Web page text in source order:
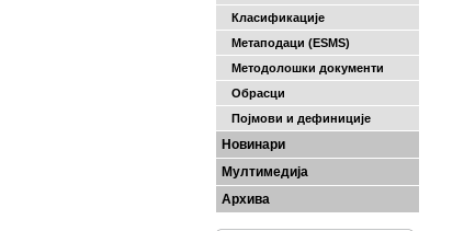
Класификације
Метаподаци (ESMS)
Методолошки документи
Обрасци
Појмови и дефиниције
Новинари
Мултимедија
Архива